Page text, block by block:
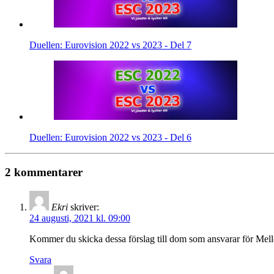
Duellen: Eurovision 2022 vs 2023 - Del 7
Duellen: Eurovision 2022 vs 2023 - Del 6
2 kommentarer
Ekri skriver:
24 augusti, 2021 kl. 09:00
Kommer du skicka dessa förslag till dom som ansvarar för
Svara